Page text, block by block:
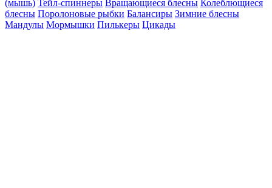
(мышь) Тейл-спиннеры Вращающиеся блесны Колеблющиеся
блесны Поролоновые рыбки Балансиры Зимние блесны
Мандулы Мормышки Пилькеры Цикады